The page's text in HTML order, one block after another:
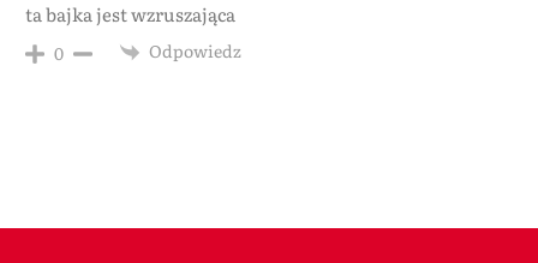
ta bajka jest wzruszająca
0 Odpowiedz